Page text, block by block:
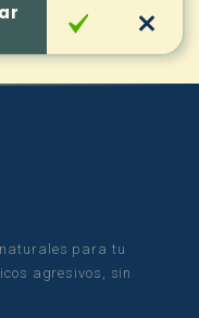
para tu
agresivos, sin